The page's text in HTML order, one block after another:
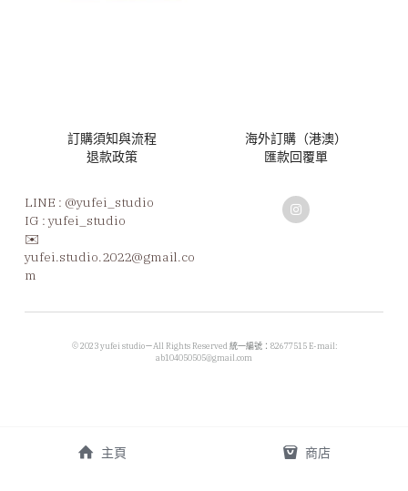
訂購須知與流程
退款政策
海外訂購（港澳）
匯款回覆單
LINE : @yufei_studio
IG : yufei_studio
✉️
yufei.studio.2022@gmail.co
m
ab104050505@gmail.com
主頁 商店